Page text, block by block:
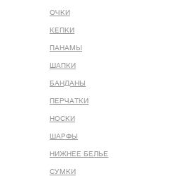
ОЧКИ
КЕПКИ
ПАНАМЫ
ШАПКИ
БАНДАНЫ
ПЕРЧАТКИ
НОСКИ
ШАРФЫ
НИЖНЕЕ БЕЛЬЕ
СУМКИ